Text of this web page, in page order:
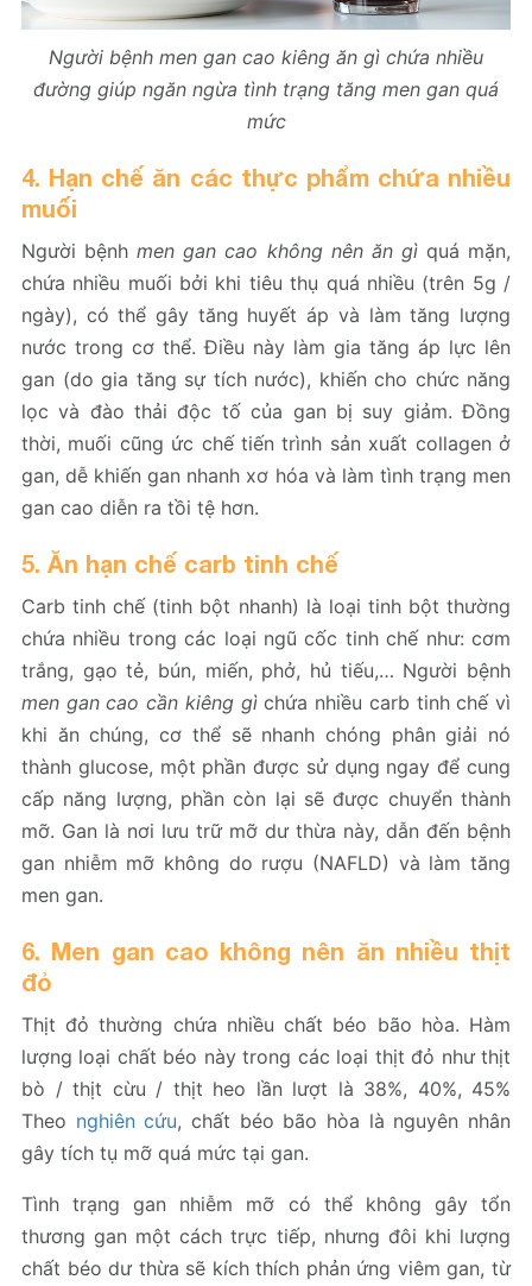
Người bệnh men gan cao kiêng ăn gì chứa nhiều
đường giúp ngăn ngừa tình trạng tăng men gan quá
mức
4. Hạn chế ăn các thực phẩm chứa nhiều
muối
Người bệnhmen gan cao không nên ăn gìquá mặn,
chứa nhiều muối bởi khi tiêu thụ quá nhiều (trên 5g /
ngày), có thể gây tăng huyết áp và làm tăng lượng
nước trong cơ thể. Điều này làm gia tăng áp lực lên
gan (do gia tăng sự tích nước), khiến cho chức năng
lọc và đào thải độc tố của gan bị suy giảm. Đồng
thời, muối cũng ức chế tiến trình sản xuất collagen ở
gan, dễ khiến gan nhanh xơ hóa và làm tình trạng men
gan cao diễn ra tồi tệ hơn.
5. Ăn hạn chế carb tinh chế
Carb tinh chế (tinh bột nhanh) là loại tinh bột thường
chứa nhiều trong các loại ngũ cốc tinh chế như: cơm
trắng, gạo tẻ, bún, miến, phở, hủ tiếu,… Người bệnh
men gan cao cần kiêng gìchứa nhiều carb tinh chế vì
khi ăn chúng, cơ thể sẽ nhanh chóng phân giải nó
thành glucose, một phần được sử dụng ngay để cung
cấp năng lượng, phần còn lại sẽ được chuyển thành
mỡ. Gan là nơi lưu trữ mỡ dư thừa này, dẫn đến bệnh
gan nhiễm mỡ không do rượu​​ (NAFLD) và làm tăng
men gan.
6. Men gan cao không nên ăn nhiều thịt
đỏ
Thịt đỏ thường chứa nhiều chất béo bão hòa. Hàm
lượng loại chất béo này trong các loại thịt đỏ như thịt
bò / thịt cừu / thịt heo lần lượt là 38%, 40%, 45%
Theo nghiên cứu, chất béo bão hòa là nguyên nhân
gây tích tụ mỡ quá mức tại gan.
Tình trạng gan nhiễm mỡ có thể không gây tổn
thương gan một cách trực tiếp, nhưng đôi khi lượng
chất béo dư thừa sẽ kích thích phản ứng viêm gan, từ